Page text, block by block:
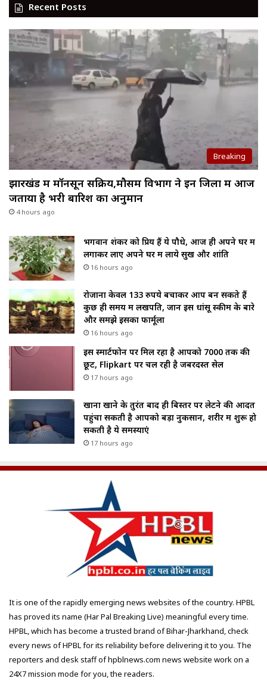
Recent Posts
Breaking
झारखंड में मॉनसून सक्रिय,मौसम विभाग ने इन जिलों में आज
जताया है भरी बारिश का अनुमान
4 hours ago
भगवान शंकर को प्रिय हैं ये पौधे, आज ही अपने घर में
लगाकर लाए अपने घर में लाये सुख और शांति
16 hours ago
रोजाना केवल 133 रुपये बचाकर आप बन सकते हैं
कुछ ही समय में लखपति, जानें इस धांसू स्कीम के बारे
और समझे इसका फार्मूला
16 hours ago
इस स्मार्टफोन पर मिल रहा है आपको ₹7000 तक की
छूट, Flipkart पर चल रही है जबरदस्त सेल
17 hours ago
खाना खाने के तुरंत बाद ही बिस्तर पर लेटने की आदत
पहुंचा सकती है आपको बड़ा नुकसान, शरीर में शुरू हो
सकती है ये समस्याएं
17 hours ago
It is one of the rapidly emerging news websites of the country. HPBL
has proved its name (Har Pal Breaking Live) meaningful every time.
HPBL, which has become a trusted brand of Bihar-Jharkhand, check
every news of HPBL for its reliability before delivering it to you. The
reporters and desk staff of hpblnews.com news website work on a
24X7 mission mode for you, the readers.